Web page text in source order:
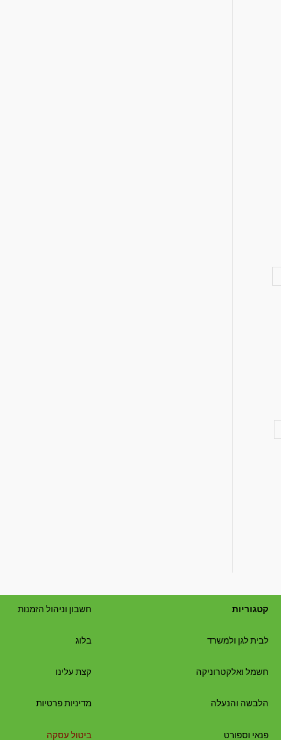
קטגוריות
לבית לגן ולמשרד
חשמל ואלקטרוניקה
הלבשה והנעלה
פנאי וספורט
חשבון וניהול הזמנות
בלוג
קצת עלינו
מדיניות פרטיות
ביטול עסקה